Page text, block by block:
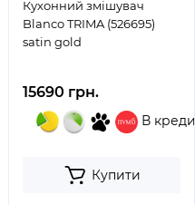
Кухонний змішувач
Blanco TRIMA (526695)
satin gold
15690 грн.
В кредит
Купити